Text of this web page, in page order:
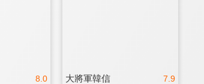
8.0 7.9
大將軍韓信